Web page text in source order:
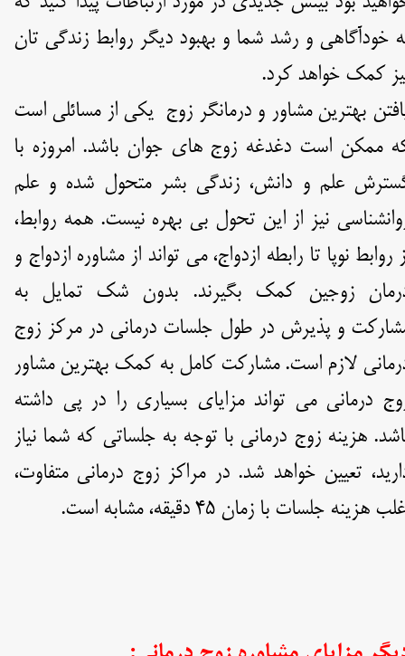
خودآگاهی و رشد شما و بهبود دیگر روابط زندگی تان
کمک خواهد کرد.
بهترین مشاور و درمانگر زوج یکی از مسائلی است
ممکن است دغدغه زوج های جوان باشد. امروزه با
علم و دانش، زندگی بشر متحول شده و علم
نیز از این تحول بی بهره نیست. همه روابط،
روابط نوپا تا رابطه ازدواج، می تواند از مشاوره ازدواج و
زوجین کمک بگیرند. بدون شک تمایل به
و پذیرش در طول جلسات درمانی در مرکز زوج
لازم است. مشارکت کامل به کمک بهترین مشاور
درمانی می تواند مزایای بسیاری را در پی داشته
هزینه زوج درمانی با توجه به جلساتی که شما نیاز
تعیین خواهد شد. در مراکز زوج درمانی متفاوت،
هزینه جلسات با زمان ۴۵ دقیقه، مشابه است.